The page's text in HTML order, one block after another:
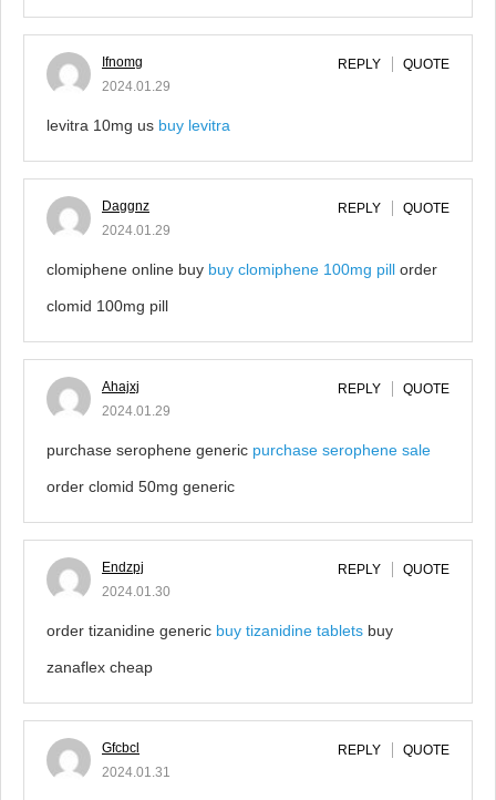
Ifnomg
2024.01.29
REPLY QUOTE
levitra 10mg us buy levitra
Daggnz
2024.01.29
REPLY QUOTE
clomiphene online buy buy clomiphene 100mg pill order
clomid 100mg pill
Ahajxj
2024.01.29
REPLY QUOTE
purchase serophene generic purchase serophene sale
order clomid 50mg generic
Endzpj
2024.01.30
REPLY QUOTE
order tizanidine generic buy tizanidine tablets buy
zanaflex cheap
Gfcbcl
2024.01.31
REPLY QUOTE